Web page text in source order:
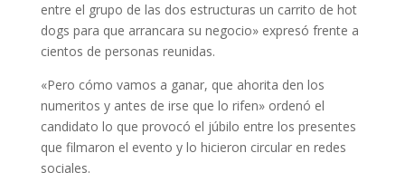
entre el grupo de las dos estructuras un carrito de hot
dogs para que arrancara su negocio» expresó frente a
cientos de personas reunidas.
«Pero cómo vamos a ganar, que ahorita den los
numeritos y antes de irse que lo rifen» ordenó el
candidato lo que provocó el júbilo entre los presentes
que filmaron el evento y lo hicieron circular en redes
sociales.